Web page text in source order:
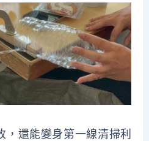
，還能變身第一線清掃利